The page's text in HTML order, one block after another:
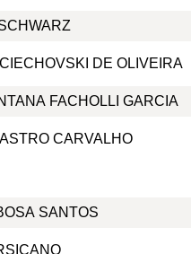
DE OLIVEIRA
FACHOLLI GARCIA
CARVALHO
SANTOS